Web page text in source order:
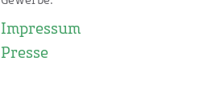
Impressum
Presse